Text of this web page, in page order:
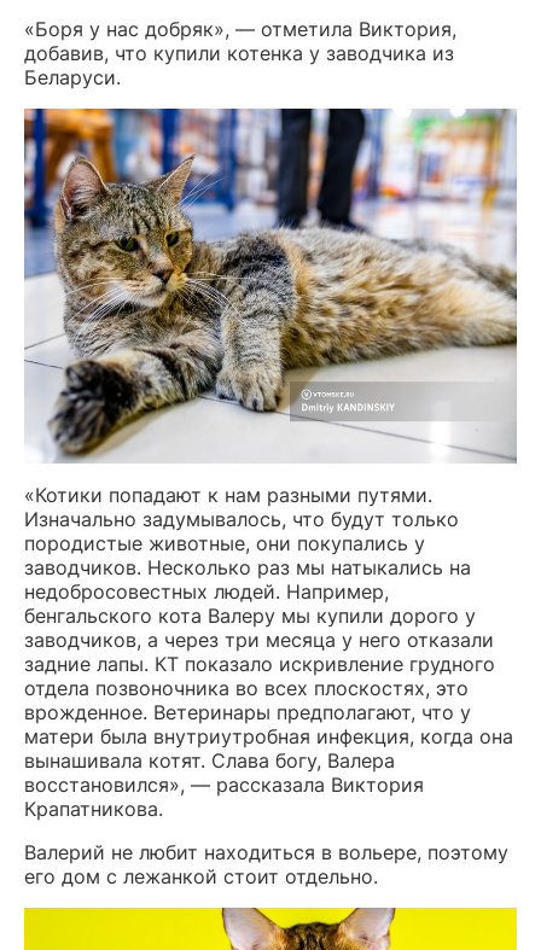
«Боря у нас добряк», — отметила Виктория,
добавив, что купили котенка у заводчика из
Беларуси.
«Котики попадают к нам разными путями.
Изначально задумывалось, что будут только
породистые животные, они покупались у
заводчиков. Несколько раз мы натыкались на
недобросовестных людей. Например,
бенгальского кота Валеру мы купили дорого у
заводчиков, а через три месяца у него отказали
задние лапы. КТ показало искривление грудного
отдела позвоночника во всех плоскостях, это
врожденное. Ветеринары предполагают, что у
матери была внутриутробная инфекция, когда она
вынашивала котят. Слава богу, Валера
восстановился», — рассказала Виктория
Крапатникова.
Валерий не любит находиться в вольере, поэтому
его дом с лежанкой стоит отдельно.